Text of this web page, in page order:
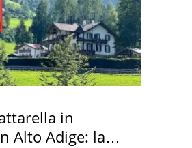
in
Alto Adige: la